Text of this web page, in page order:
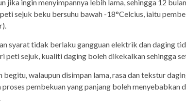
jika ingin menyimpannya lebih lama, sehingga 12
sejuk beku bersuhu bawah -18°Celcius, iaitu
syarat tidak berlaku gangguan elektrik dan daging
peti sejuk, kualiti daging boleh dikekalkan sehingga
begitu, walaupun disimpan lama, rasa dan tekstur
proses pembekuan yang panjang boleh menyebabkan